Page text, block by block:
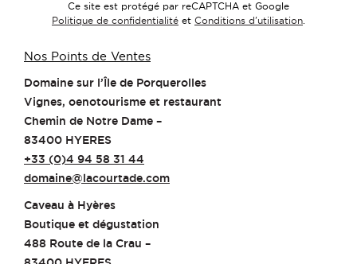
Ce site est protégé par reCAPTCHA et Google
Politique de confidentialité et Conditions d'utilisation
Nos Points de Ventes
Domaine sur l’Île de Porquerolles
Vignes, oenotourisme et restaurant
Chemin de Notre Dame –
83400 HYERES
+33 (0)4 94 58 31 44
domaine@lacourtade.com
Caveau à Hyères
Boutique et dégustation
488 Route de la Crau –